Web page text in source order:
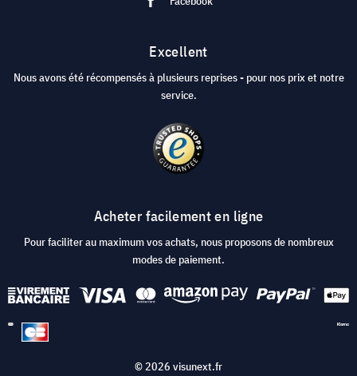
Excellent
Nous avons été récompensés à plusieurs reprises - pour nos prix et notre
service.
Acheter facilement en ligne
Pour faciliter au maximum vos achats, nous proposons de nombreux
modes de paiement.
© 2026 visunext.fr